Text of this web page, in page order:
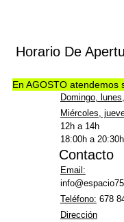
Horario De
En AGOSTO atendemos
Domingo,
Miércoles,
12h a 14h
18:00h a 20:30h
Contacto
Email:
Teléfono: 678
Dirección